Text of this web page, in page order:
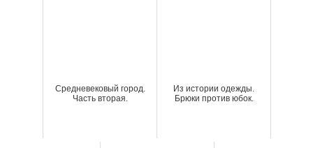
Средневековый город.
Часть вторая.
Из истории одежды.
Брюки против юбок.